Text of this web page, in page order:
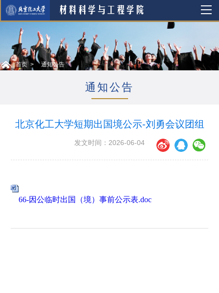
首页 通知公告
通知公告
北京化工大学短期出国境公示-刘勇会议团组
发文时间：2026-06-04
66-因公临时出国（境）事前公示表.doc